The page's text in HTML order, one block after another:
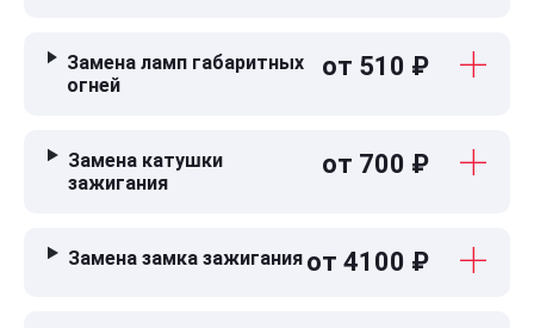
Замена ламп габаритных
огней
от 510 ₽
Замена катушки
зажигания
от 700 ₽
Замена замка зажигания от 4100 ₽